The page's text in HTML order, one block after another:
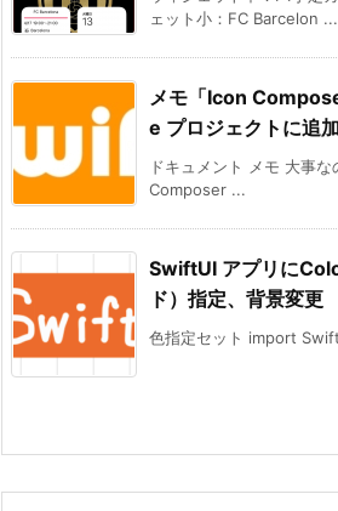
ェット小：FC Barcelon ...
メモ「Icon
e プロジェクトに追加
ドキュメント メモ 大事
Composer ...
SwiftUI アプリに
ド）指定、背景変更
色指定セット import